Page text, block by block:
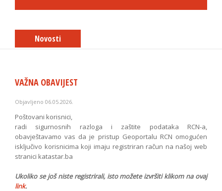
stranici mogu pronaći svi katastarski podaci za sve
određeni podaci trenutačno ne postoje u
digitalnom obliku, a u nekim općinama se radi na
ažuriranju katastarskih podataka. Zbog navedenog
ali se intenzivno radi na omogućavanju internetske
prezentacije tih podataka.
Ravnatelj
Željko Obradović, dipl. ing. geod.
Novosti
VAŽNA OBAVIJEST
Objavljeno 06.05.2026.
Poštovani korisnici,
radi sigurnosnih razloga i zaštite podataka RCN-a,
obavještavamo vas da je pristup Geoportalu RCN omogućen
isključivo korisnicima koji imaju registriran račun na našoj web
stranici katastar.ba
Ukoliko se još niste registrirali, isto možete izvršiti klikom na ovaj
link.